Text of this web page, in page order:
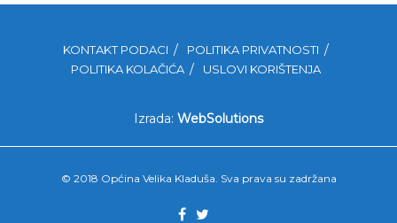
KONTAKT PODACI
POLITIKA PRIVATNOSTI
POLITIKA KOLAČIĆA
USLOVI KORIŠTENJA
Izrada: WebSolutions
© 2018 Općina Velika Kladuša. Sva prava su zadržana